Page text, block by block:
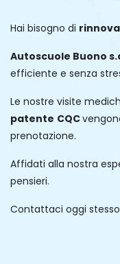
Hai bisogno di
Autoscuole Buono
efficiente e senza
Le nostre visite
patente CQC
prenotazione.
Affidati alla nostra
pensieri.
Contattaci oggi